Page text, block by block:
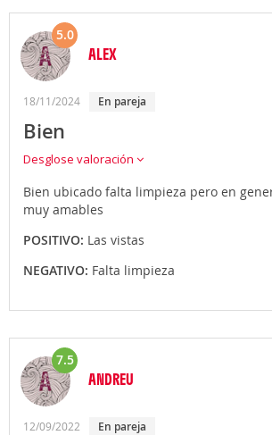
5.0
ALEX
18/11/2024 En pareja
Bien
Desglose valoración
Bien ubicado falta limpieza pero en
muy amables
POSITIVO: Las vistas
NEGATIVO: Falta limpieza
7.5
ANDREU
12/09/2022 En pareja